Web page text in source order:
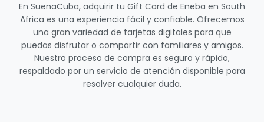
En SuenaCuba, adquirir tu Gift Card de Eneba en South
Africa es una experiencia fácil y confiable. Ofrecemos
una gran variedad de tarjetas digitales para que
puedas disfrutar o compartir con familiares y amigos.
Nuestro proceso de compra es seguro y rápido,
respaldado por un servicio de atención disponible para
resolver cualquier duda.